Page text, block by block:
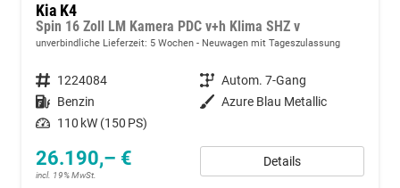
Kia K4
Spin 16 Zoll LM Kamera PDC v+h Klima SHZ v
unverbindliche Lieferzeit: 5 Wochen Neuwagen mit Tageszulassung
Fahrzeugnummer 1224084 Getriebe Autom. 7-Gang
Kraftstoff Benzin Außenfarbe Azure Blau Metallic
Leistung 110 kW (150 PS)
26.190,– €
incl. 19% MwSt.
Details